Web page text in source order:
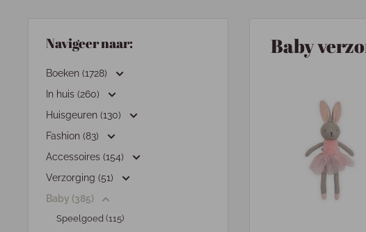
Navigeer naar:
Boeken (1728)
In huis (260)
Huisgeuren (130)
Fashion (83)
Accessoires (154)
Verzorging (51)
Baby (385)
Speelgoed (115)
Baby